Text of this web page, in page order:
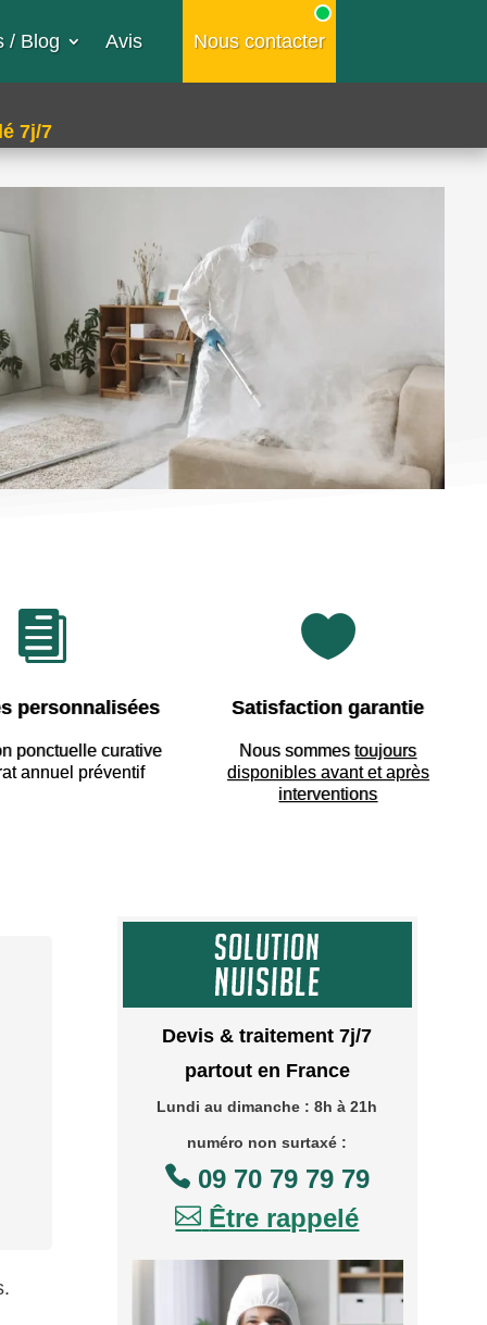
/ Blog Avis Nous contacter
7j/7

personnalisées
ponctuelle curative
annuel préventif

Satisfaction garantie
Nous sommestoujours
disponibles avant et après
interventions
Devis & traitement 7j/7
partout en France
Lundi au dimanche : 8h à 21h
numéro non surtaxé :
 09 70 79 79 79
 Être rappelé